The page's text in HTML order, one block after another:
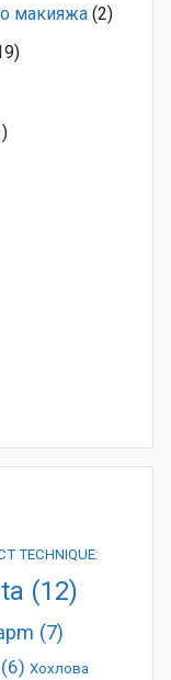
макияжа (2)
TECHNIQUE:
(12)
(7)
(6) Хохлова